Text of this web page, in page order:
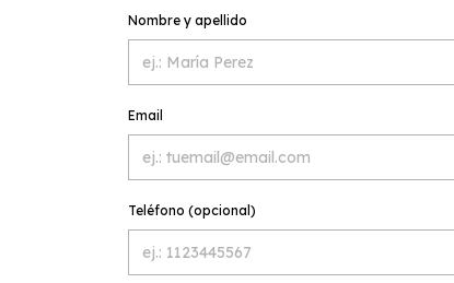
Nombre y apellido
Email
Teléfono (opcional)